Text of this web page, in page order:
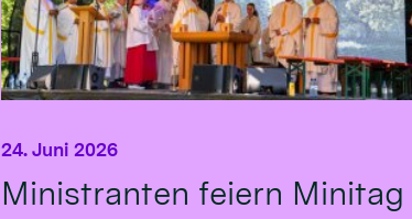
Ministranten feiern Minitag
24. Juni 2026